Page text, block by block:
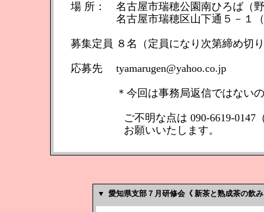
場 所： 名古屋市瑞穂公園南ひろば（
名古屋市瑞穂区山下通５－１（パ
募集定員 ８名（定員になり次第締め切
応募先 tyamarugen@yahoo.co.jp
＊今回は事務局返信ではないので
ご不明な点は 090-6619-0147（
お願いいたします。
▼ 愛知県支部７月研修会《 新茶と熟成茶の飲